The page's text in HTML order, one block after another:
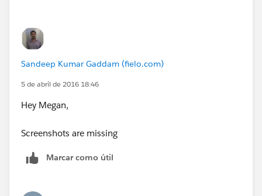
Sandeep Kumar Gaddam (fielo.com)
5 de abril de 2016 18:46
Hey Megan,
Screenshots are missing
Marcar como útil